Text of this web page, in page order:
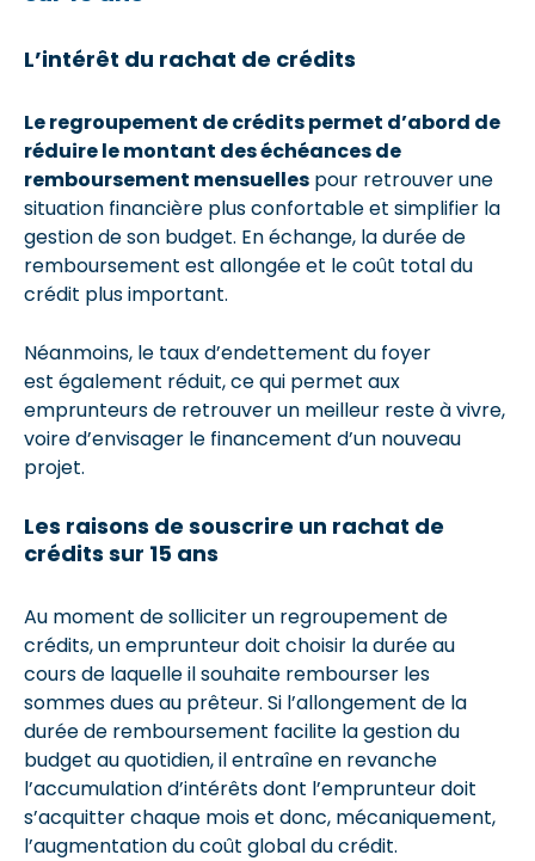
L’intérêt du rachat de crédits
Le regroupement de crédits permet d’abord de
réduire le montant des échéances de
remboursement mensuelles pour retrouver une
situation financière plus confortable et simplifier la
gestion de son budget. En échange, la durée de
remboursement est allongée et le coût total du
crédit plus important.
Néanmoins, le taux d’endettement du foyer
est également réduit, ce qui permet aux
emprunteurs de retrouver un meilleur reste à vivre,
voire d’envisager le financement d’un nouveau
projet.
Les raisons de souscrire un rachat de
crédits sur 15 ans
Au moment de solliciter un regroupement de
crédits, un emprunteur doit choisir la durée au
cours de laquelle il souhaite rembourser les
sommes dues au prêteur. Si l’allongement de la
durée de remboursement facilite la gestion du
budget au quotidien, il entraîne en revanche
l’accumulation d’intérêts dont l’emprunteur doit
s’acquitter chaque mois et donc, mécaniquement,
l’augmentation du coût global du crédit.